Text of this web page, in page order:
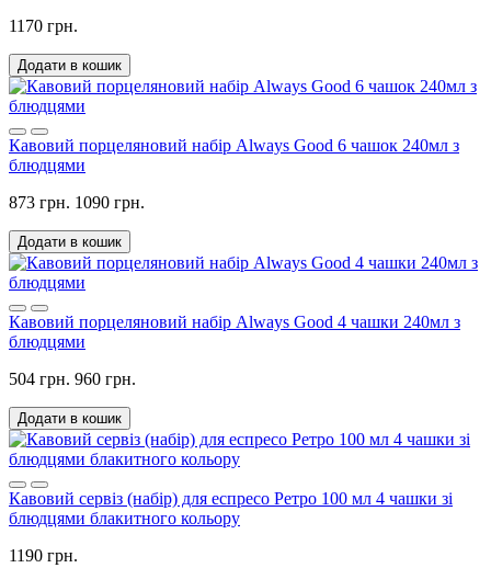
1170 грн.
Додати в кошик
Кавовий порцеляновий набір Always Good 6 чашок 240мл з
блюдцями
873 грн. 1090 грн.
Додати в кошик
Кавовий порцеляновий набір Always Good 4 чашки 240мл з
блюдцями
504 грн. 960 грн.
Додати в кошик
Кавовий сервіз (набір) для еспресо Ретро 100 мл 4 чашки зі
блюдцями блакитного кольору
1190 грн.